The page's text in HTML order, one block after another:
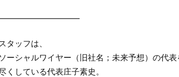
タッフは、
ーシャルワイヤー（旧社名；未来予想）の代
くしている代表庄子素史。